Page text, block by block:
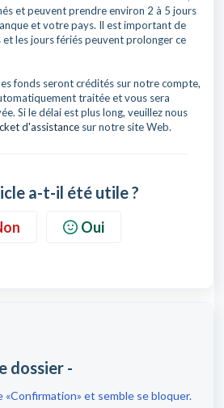
et peuvent prendre environ 2 à 5 jours
et votre pays. Il est important de
les jours fériés peuvent prolonger ce
fonds seront crédités sur notre compte,
traitée et vous sera
Si le délai est plus long, veuillez nous
d'assistance sur notre site Web.
a-t-il été utile ?
Oui
dossier -
et semble se bloquer.